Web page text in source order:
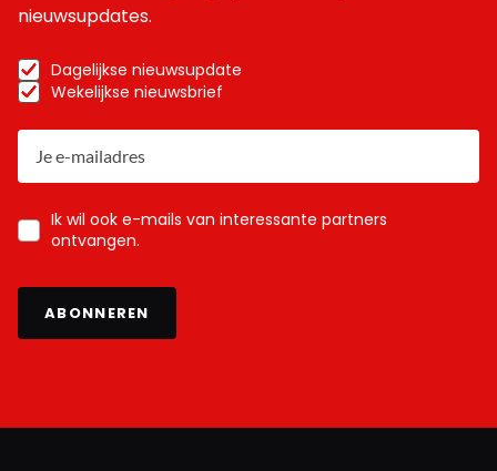
nieuwsupdates.
Dagelijkse nieuwsupdate
Wekelijkse nieuwsbrief
Ik wil ook e-mails van interessante partners
ontvangen.
ABONNEREN